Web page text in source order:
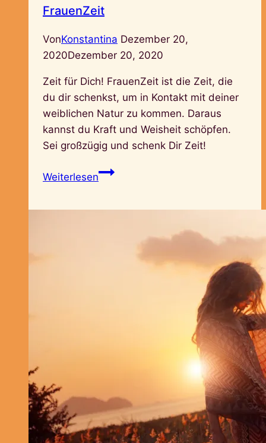
FrauenZeit
VonKonstantina Dezember 20,
2020Dezember 20, 2020
Zeit für Dich! FrauenZeit ist die Zeit, die
du dir schenkst, um in Kontakt mit deiner
weiblichen Natur zu kommen. Daraus
kannst du Kraft und Weisheit schöpfen.
Sei großzügig und schenk Dir Zeit!
WeiterlesenFrauenZeit